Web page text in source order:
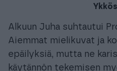
Alkuun Juha suhtautui
Aiemmat mielikuvat ja
epäilyksiä, mutta ne
käytännön tekemisen